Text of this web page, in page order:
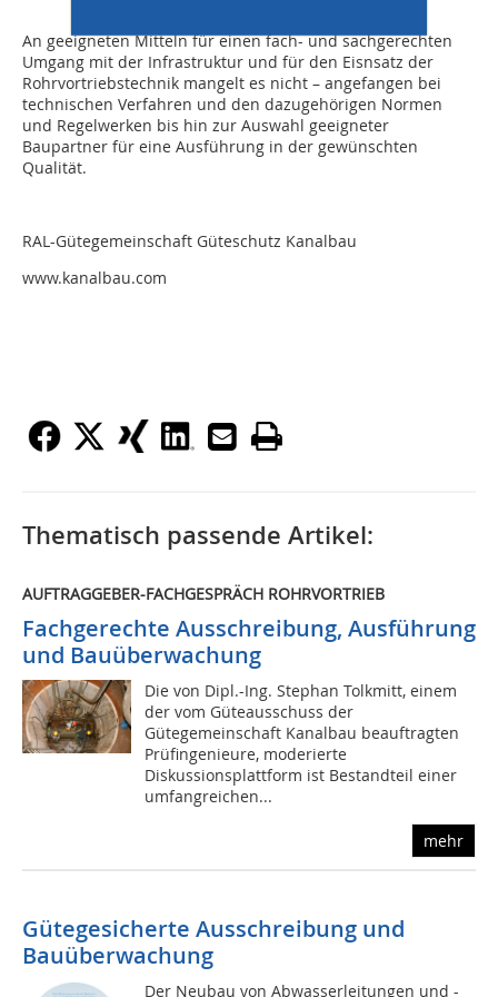
An geeigneten Mitteln für einen fach- und sachgerechten
Umgang mit der Infrastruktur und für den Eisnsatz der
Rohrvortriebstechnik mangelt es nicht – angefangen bei
technischen Verfahren und den dazugehörigen Normen
und Regelwerken bis hin zur Auswahl geeigneter
Baupartner für eine Ausführung in der gewünschten
Qualität.
RAL-Gütegemeinschaft Güteschutz Kanalbau
www.kanalbau.com
Thematisch passende Artikel:
AUFTRAGGEBER-FACHGESPRÄCH ROHRVORTRIEB
Fachgerechte Ausschreibung, Ausführung
und Bauüberwachung
Die von Dipl.-Ing. Stephan Tolkmitt, einem
der vom Güteausschuss der
Gütegemeinschaft Kanalbau beauftragten
Prüfingenieure, moderierte
Diskussionsplattform ist Bestandteil einer
umfangreichen...
mehr
Gütegesicherte Ausschreibung und
Bauüberwachung
Der Neubau von Abwasserleitungen und -